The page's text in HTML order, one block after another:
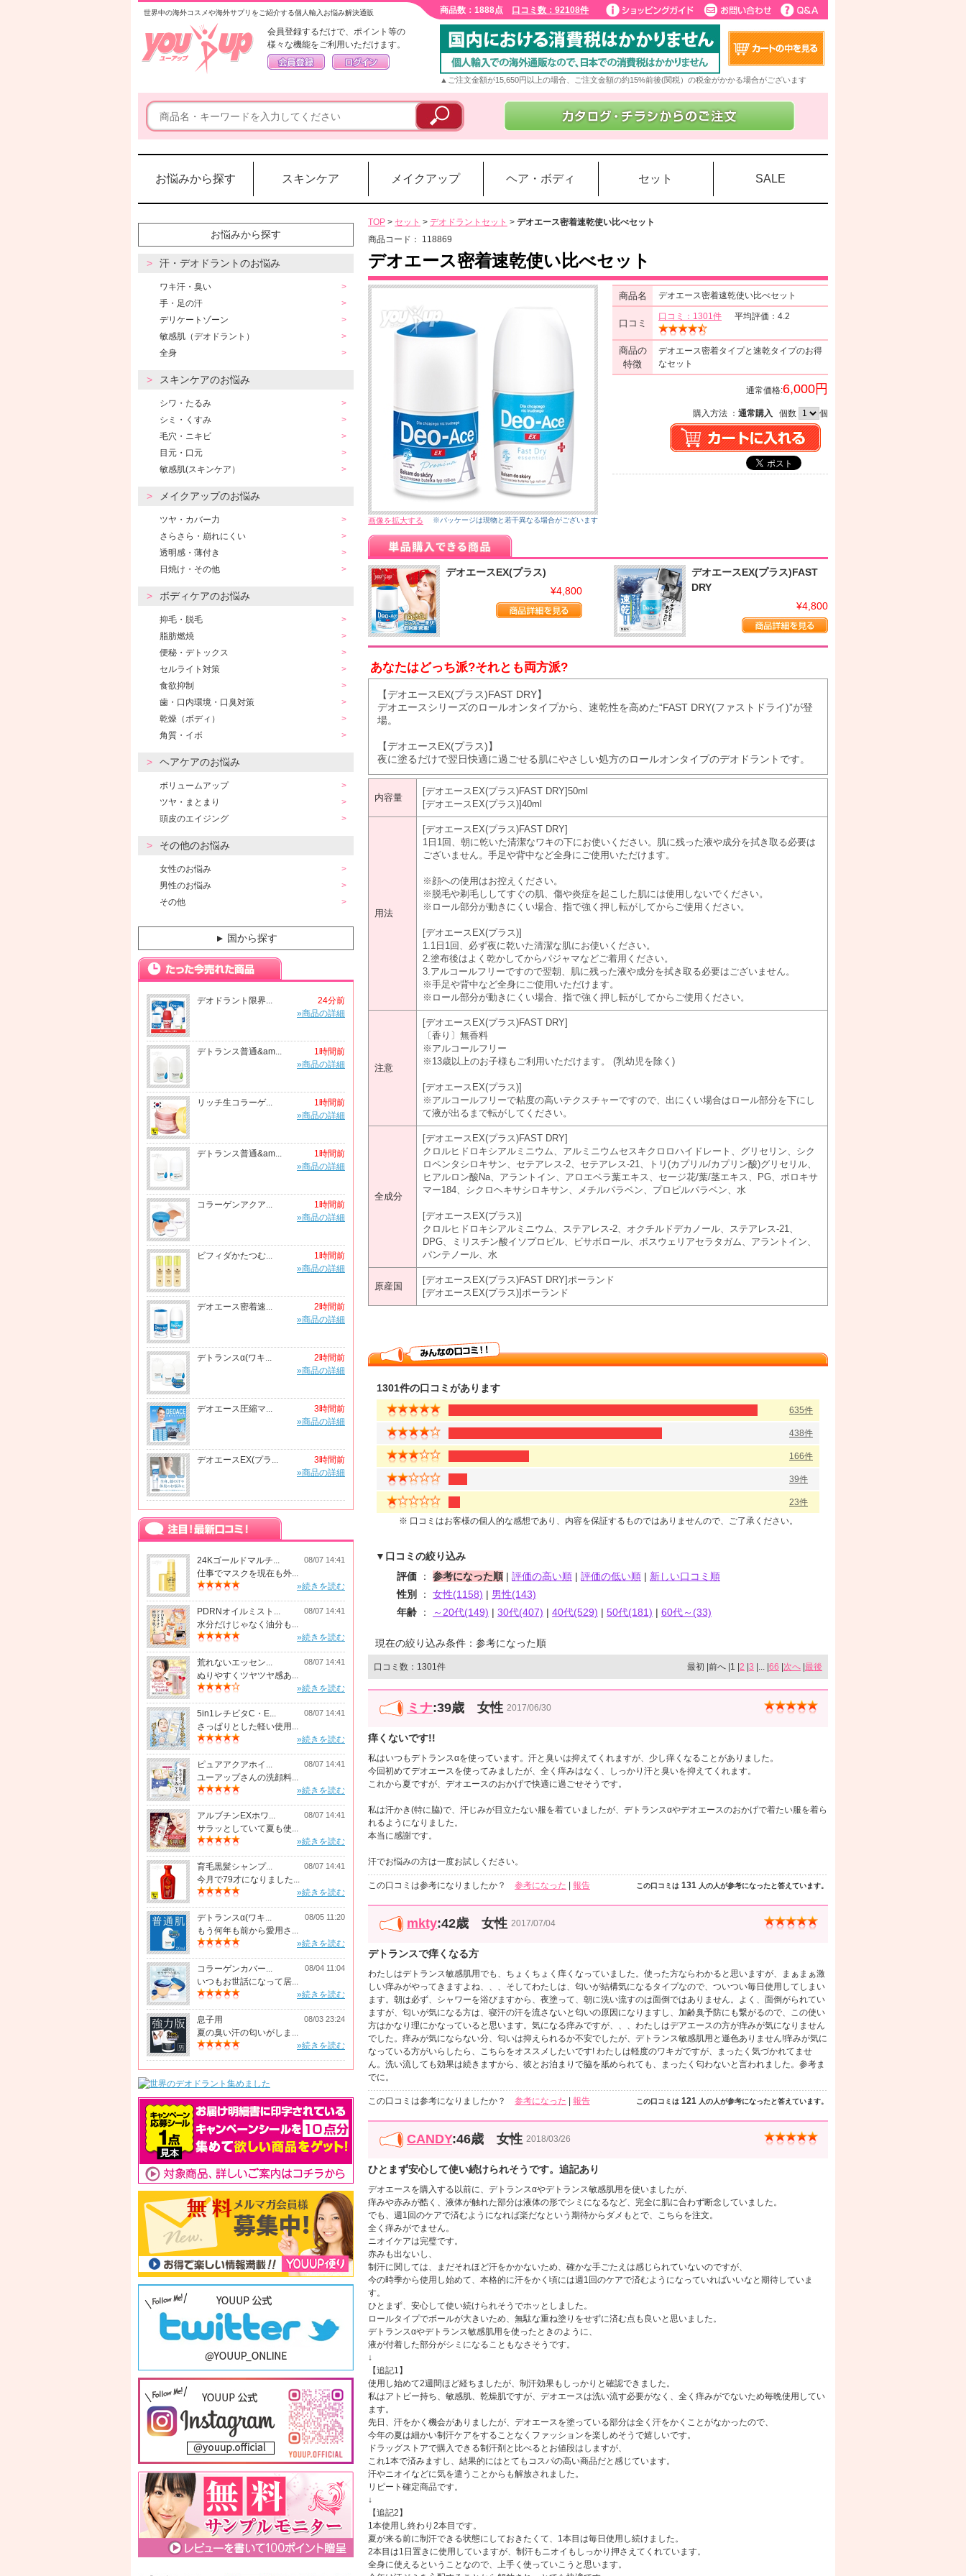
世界中の海外コスメや海外サプリをご紹介する個人輸入お悩み解決通販 商品数：1888点 口コミ数：92108件
会員登録するだけで、ポイント等の
様々な機能をご利用いただけます。
▲ご注文金額が15,650円以上の場合、ご注文金額の約15%前後(関税）の税金がかかる場合がございます
お悩みから探す スキンケア メイクアップ ヘア・ボディ セット SALE
お悩みから探す
汗・デオドラントのお悩み
ワキ汗・臭い
手・足の汗
デリケートゾーン
敏感肌（デオドラント）
全身
スキンケアのお悩み
シワ・たるみ
シミ・くすみ
毛穴・ニキビ
目元・口元
敏感肌(スキンケア）
メイクアップのお悩み
ツヤ・カバー力
さらさら・崩れにくい
透明感・薄付き
日焼け・その他
ボディケアのお悩み
抑毛・脱毛
脂肪燃焼
便秘・デトックス
セルライト対策
食欲抑制
歯・口内環境・口臭対策
乾燥（ボディ）
角質・イボ
ヘアケアのお悩み
ボリュームアップ
ツヤ・まとまり
頭皮のエイジング
その他のお悩み
女性のお悩み
男性のお悩み
その他
▼ 国から探す
デオドラント限界...
24分前
»商品の詳細
デトランス普通&am...
1時間前
»商品の詳細
リッチ生コラーゲ...
1時間前
»商品の詳細
デトランス普通&am...
1時間前
»商品の詳細
コラーゲンアクア...
1時間前
»商品の詳細
ビフィダかたつむ...
1時間前
»商品の詳細
デオエース密着速...
2時間前
»商品の詳細
デトランスα(ワキ...
2時間前
»商品の詳細
デオエース圧縮マ...
3時間前
»商品の詳細
デオエースEX(プラ...
3時間前
»商品の詳細
24Kゴールドマルチ... 08/07 14:41
仕事でマスクを現在も外...
»続きを読む
PDRNオイルミスト... 08/07 14:41
水分だけじゃなく油分も...
»続きを読む
荒れないエッセン... 08/07 14:41
ぬりやすくツヤツヤ感あ...
»続きを読む
5in1レチビタC・E... 08/07 14:41
さっぱりとした軽い使用...
»続きを読む
ピュアアクアホイ... 08/07 14:41
ユーアップさんの洗顔料...
»続きを読む
アルブチンEXホワ... 08/07 14:41
サラッとしていて夏も使...
»続きを読む
育毛黒髪シャンプ... 08/07 14:41
今月で79才になりました...
»続きを読む
デトランスα(ワキ... 08/05 11:20
もう何年も前から愛用さ...
»続きを読む
コラーゲンカバー... 08/04 11:04
いつもお世話になって居...
»続きを読む
息子用 08/03 23:24
夏の臭い汗の匂いがしま...
»続きを読む
TOP > セット > デオドラントセット > デオエース密着速乾使い比べセット
商品コード： 118869
デオエース密着速乾使い比べセット
画像を拡大する ※パッケージは現物と若干異なる場合がございます
商品名 デオエース密着速乾使い比べセット
口コミ
口コミ：1301件 平均評価：4.2
商品の
特徴
デオエース密着タイプと速乾タイプのお得
なセット
通常価格:6,000円
購入方法 ： 通常購入 個数 個
デオエースEX(プラス)
¥4,800
デオエースEX(プラス)FAST
DRY
¥4,800
あなたはどっち派?それとも両方派?
【デオエースEX(プラス)FAST DRY】
デオエースシリーズのロールオンタイプから、速乾性を高めた“FAST DRY(ファストドライ)”が登
場。
【デオエースEX(プラス)】
夜に塗るだけで翌日快適に過ごせる肌にやさしい処方のロールオンタイプのデオドラントです。
内容量
[デオエースEX(プラス)FAST DRY]50ml
[デオエースEX(プラス)]40ml
用法
[デオエースEX(プラス)FAST DRY]
1日1回、朝に乾いた清潔なワキの下にお使いください。肌に残った液や成分を拭き取る必要は
ございません。手足や背中など全身にご使用いただけます。
※顔への使用はお控えください。
※脱毛や剃毛ししてすぐの肌、傷や炎症を起こした肌には使用しないでください。
※ロール部分が動きにくい場合、指で強く押し転がしてからご使用ください。
[デオエースEX(プラス)]
1.1日1回、必ず夜に乾いた清潔な肌にお使いください。
2.塗布後はよく乾かしてからパジャマなどご着用ください。
3.アルコールフリーですので翌朝、肌に残った液や成分を拭き取る必要はございません。
※手足や背中など全身にご使用いただけます。
※ロール部分が動きにくい場合、指で強く押し転がしてからご使用ください。
注意
[デオエースEX(プラス)FAST DRY]
〔香り〕無香料
※アルコールフリー
※13歳以上のお子様もご利用いただけます。 (乳幼児を除く)
[デオエースEX(プラス)]
※アルコールフリーで粘度の高いテクスチャーですので、出にくい場合はロール部分を下にし
て液が出るまで転がしてください。
全成分
[デオエースEX(プラス)FAST DRY]
クロルヒドロキシアルミニウム、アルミニウムセスキクロロハイドレート、グリセリン、シク
ロペンタシロキサン、セテアレス-2、セテアレス-21、トリ(カプリル/カプリン酸)グリセリル、
ヒアルロン酸Na、アラントイン、アロエベラ葉エキス、セージ花/葉/茎エキス、PG、ポロキサ
マー184、シクロヘキサシロキサン、メチルパラベン、プロピルパラベン、水
[デオエースEX(プラス)]
クロルヒドロキシアルミニウム、ステアレス-2、オクチルドデカノール、ステアレス-21、
DPG、ミリスチン酸イソプロピル、ビサボロール、ボスウェリアセラタガム、アラントイン、
パンテノール、水
原産国
[デオエースEX(プラス)FAST DRY]ポーランド
[デオエースEX(プラス)]ポーランド
1301件の口コミがあります
635件
438件
166件
39件
23件
※ 口コミはお客様の個人的な感想であり、内容を保証するものではありませんので、ご了承ください。
▼口コミの絞り込み
評価 ： 参考になった順 | 評価の高い順 | 評価の低い順 | 新しい口コミ順
性別
： 女性(1158) | 男性(143)
年齢 ： ～20代(149) | 30代(407) | 40代(529) | 50代(181) | 60代～(33)
現在の絞り込み条件：参考になった順
口コミ数：1301件 最初 |前へ |1 | 2 3 |... | 66 次へ 最後
ミナ:39歳 女性 2017/06/30
痒くないです!!
私はいつもデトランスαを使っています。汗と臭いは抑えてくれますが、少し痒くなることがありました。
今回初めてデオエースを使ってみましたが、全く痒みはなく、しっかり汗と臭いを抑えてくれます。
これから夏ですが、デオエースのおかげで快適に過ごせそうです。
私は汗かき(特に脇)で、汗じみが目立たない服を着ていましたが、デトランスαやデオエースのおかげで着たい服を着ら
れるようになりました。
本当に感謝です。
汗でお悩みの方は一度お試しください。
この口コミは 131 人の人が参考になったと答えています。
この口コミは参考になりましたか？ 参考になった 報告
mkty:42歳 女性 2017/07/04
デトランスで痒くなる方
わたしはデトランス敏感肌用でも、ちょくちょく痒くなっていました。使った方ならわかると思いますが、まぁまぁ激
しい痒みがやってきますよね、、、そしてわたしは、匂いが結構気になるタイプなので、ついつい毎日使用してしまい
ます。朝は必ず、シャワーを浴びますから、夜塗って、朝に洗い流すのは面倒ではありません。よく、面倒がられてい
ますが、匂いが気になる方は、寝汗の汗を流さないと匂いの原因になりますし、加齢臭予防にも繋がるので、この使い
方はかなり理にかなっていると思います。気になる痒みですが、、、わたしはデアエースの方が痒みが気になりません
でした。痒みが気にならない分、匂いは抑えられるか不安でしたが、デトランス敏感肌用と遜色ありません!痒みが気に
なっている方がいらしたら、こちらをオススメしたいです! わたしは軽度のワキガですが、まったく気づかれてませ
ん。洗い流しても効果は続きますから、彼とお泊まりで脇を舐められても、まったく匂わないと言われました。参考ま
でに。
この口コミは 121 人の人が参考になったと答えています。
この口コミは参考になりましたか？ 参考になった 報告
CANDY:46歳 女性 2018/03/26
ひとまず安心して使い続けられそうです。追記あり
デオエースを購入する以前に、デトランスαやデトランス敏感肌用を使いましたが、
痒みや赤みが酷く、液体が触れた部分は液体の形でシミになるなど、完全に肌に合わず断念していました。
でも、週1回のケアで済むようになれば楽だなという期待からダメもとで、こちらを注文。
全く痒みがでません。
ニオイケアは完璧です。
赤みも出ないし、
制汗に関しては、まだそれほど汗をかかないため、確かな手ごたえは感じられていないのですが、
今の時季から使用し始めて、本格的に汗をかく頃には週1回のケアで済むようになっていればいいなと期待していま
す。
ひとまず、安心して使い続けられそうでホッとしました。
ロールタイプでボールが大きいため、無駄な重ね塗りをせずに済む点も良いと思いました。
デトランスαやデトランス敏感肌用を使ったときのように、
液が付着した部分がシミになることもなさそうです。
↓
【追記1】
使用し始めて2週間ほど経ちましたが、制汗効果もしっかりと確認できました。
私はアトピー持ち、敏感肌、乾燥肌ですが、デオエースは洗い流す必要がなく、全く痒みがでないため毎晩使用してい
ます。
先日、汗をかく機会がありましたが、デオエースを塗っている部分は全く汗をかくことがなかったので、
今年の夏は細かい制汗ケアをすることなくファッションを楽しめそうで嬉しいです。
ドラッグストアで購入できる制汗剤と比べるとお値段はしますが、
これ1本で済みますし、結果的にはとてもコスパの高い商品だと感じています。
汗やニオイなどに気を遣うことからも解放されました。
リピート確定商品です。
↓
【追記2】
1本使用し終わり2本目です。
夏が来る前に制汗できる状態にしておきたくて、1本目は毎日使用し続けました。
2本目は1日置きに使用していますが、制汗もニオイもしっかり押さえてくれています。
全身に使えるということなので、上手く使っていこうと思います。